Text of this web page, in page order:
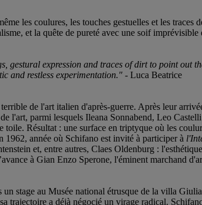
les coulures, les touches gestuelles et les traces
et la quête de pureté avec une soif
expression and traces of dirt to point out
and restless experimentation." - Luca Beatrice
de l'art italien d'après-guerre. Après leur
l'art, parmi lesquels Ileana Sonnabend, Leo
Résultat : une surface en triptyque où les
1962, année où Schifano est invité à participer à
et, entre autres, Claes Oldenburg :
à Gian Enzo Sperone, l'éminent marchand
stage au Musée national étrusque de la villa
trajectoire a déjà négocié un virage radical.